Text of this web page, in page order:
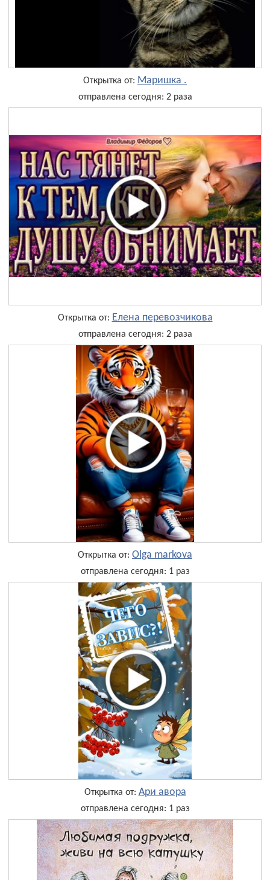
Открытка от: Маришка .
отправлена сегодня: 2 раза
Открытка от: Елена перевозчикова
отправлена сегодня: 2 раза
Открытка от: Olga markova
отправлена сегодня: 1 раз
Открытка от: Ари авора
отправлена сегодня: 1 раз